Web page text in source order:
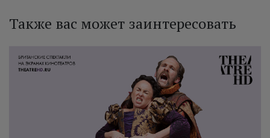
Также вас может заинтересовать